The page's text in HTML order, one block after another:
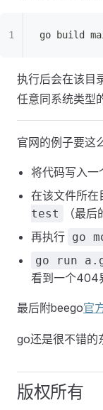
go build
执行后会在该目
任意同系统类型
官网的例子要这
将代码写入一
在该文件所在
test
（最
再执行 go
go run
看到一个404
最后附beego官
go还是很不错的
版权所有